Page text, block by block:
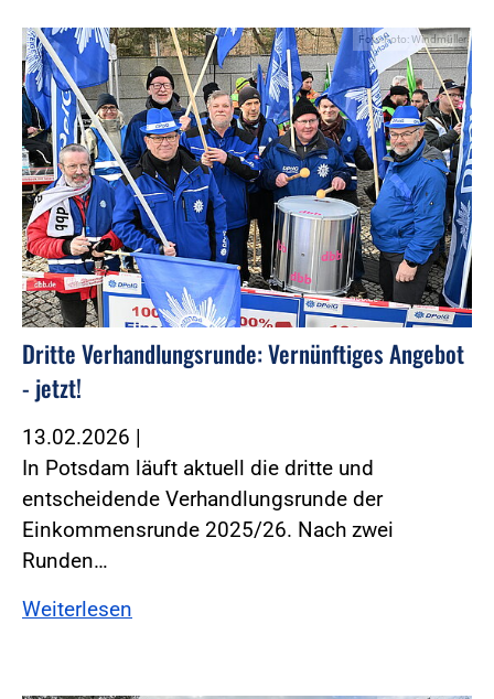
Foto:Foto: Windmüller
Dritte Verhandlungsrunde: Vernünftiges Angebot
- jetzt!
13.02.2026 |
In Potsdam läuft aktuell die dritte und
entscheidende Verhandlungsrunde der
Einkommensrunde 2025/26. Nach zwei
Runden…
Weiterlesen